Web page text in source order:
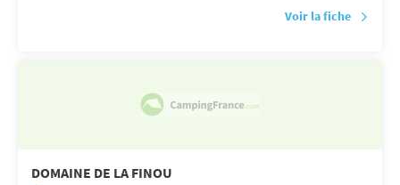
Voir la fiche
DOMAINE DE LA FINOU